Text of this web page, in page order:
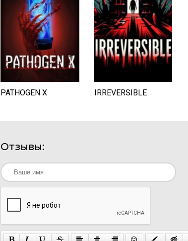
PATHOGEN X IRREVERSIBLE
Отзывы: